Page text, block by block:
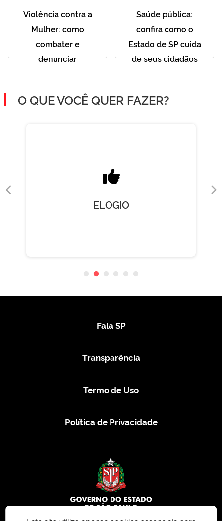
Violência contra a
Mulher: como
combater e
denunciar
Saúde pública:
confira como o
Estado de SP cuida
de seus cidadãos
O QUE VOCÊ QUER FAZER?
ELOGIO
Fala SP
Transparência
Termo de Uso
Política de Privacidade